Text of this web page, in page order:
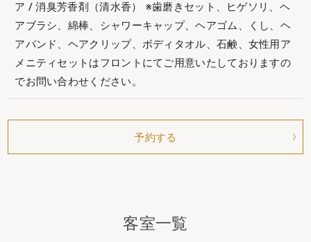
ア / 消臭芳香剤（清水香） ※歯磨きセット、ヒゲソリ、ヘ
アブラシ、綿棒、シャワーキャップ、ヘアゴム、くし、ヘ
アバンド、ヘアクリップ、ボディタオル、石鹸、女性用ア
メニティセットはフロントにてご用意いたしておりますの
でお問い合わせください。
予約する
客室一覧